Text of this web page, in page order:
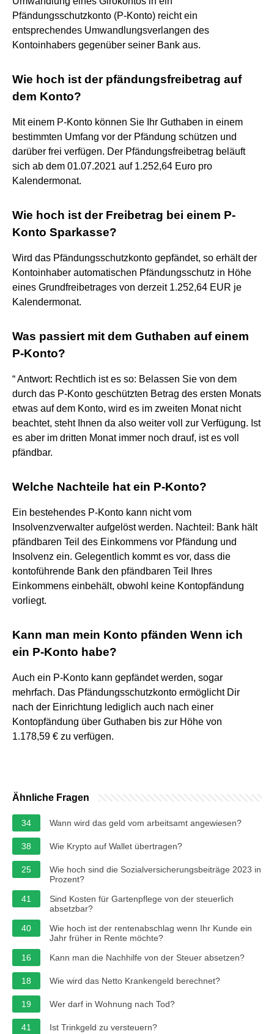
Pfändungsschutzkonto (P-Konto) reicht ein
entsprechendes Umwandlungsverlangen des
Kontoinhabers gegenüber seiner Bank aus.
Wie hoch ist der pfändungsfreibetrag auf
dem Konto?
Mit einem P-Konto können Sie Ihr Guthaben in einem
bestimmten Umfang vor der Pfändung schützen und
darüber frei verfügen. Der Pfändungsfreibetrag beläuft
sich ab dem 01.07.2021 auf 1.252,64 Euro pro
Kalendermonat.
Wie hoch ist der Freibetrag bei einem P-
Konto Sparkasse?
Wird das Pfändungsschutzkonto gepfändet, so erhält der
Kontoinhaber automatischen Pfändungsschutz in Höhe
eines Grundfreibetrages von derzeit 1.252,64 EUR je
Kalendermonat.
Was passiert mit dem Guthaben auf einem
P-Konto?
“ Antwort: Rechtlich ist es so: Belassen Sie von dem
durch das P-Konto geschützten Betrag des ersten Monats
etwas auf dem Konto, wird es im zweiten Monat nicht
beachtet, steht Ihnen da also weiter voll zur Verfügung. Ist
es aber im dritten Monat immer noch drauf, ist es voll
pfändbar.
Welche Nachteile hat ein P-Konto?
Ein bestehendes P-Konto kann nicht vom
Insolvenzverwalter aufgelöst werden. Nachteil: Bank hält
pfändbaren Teil des Einkommens vor Pfändung und
Insolvenz ein. Gelegentlich kommt es vor, dass die
kontoführende Bank den pfändbaren Teil Ihres
Einkommens einbehält, obwohl keine Kontopfändung
vorliegt.
Kann man mein Konto pfänden Wenn ich
ein P-Konto habe?
Auch ein P-Konto kann gepfändet werden, sogar
mehrfach. Das Pfändungsschutzkonto ermöglicht Dir
nach der Einrichtung lediglich auch nach einer
Kontopfändung über Guthaben bis zur Höhe von
1.178,59 € zu verfügen.
Ähnliche Fragen
34 Wann wird das geld vom arbeitsamt angewiesen?
38 Wie Krypto auf Wallet übertragen?
25
Wie hoch sind die Sozialversicherungsbeiträge 2023 in
Prozent?
41
Sind Kosten für Gartenpflege von der steuerlich
absetzbar?
40
Wie hoch ist der rentenabschlag wenn Ihr Kunde ein
Jahr früher in Rente möchte?
16
Kann man die Nachhilfe von der Steuer absetzen?
18 Wie wird das Netto Krankengeld berechnet?
19 Wer darf in Wohnung nach Tod?
41 Ist Trinkgeld zu versteuern?